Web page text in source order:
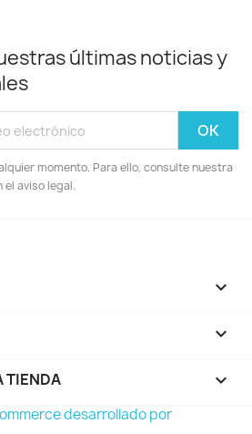
últimas noticias y
momento. Para ello, consulte nuestra
aviso legal.


TIENDA keyboard_arrow_down
desarrollado por